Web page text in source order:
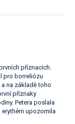
příznacích.
pro borreliózu
na základě toho
příznaky
Petera poslala
erythém upozornila